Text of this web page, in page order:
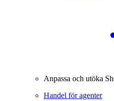
Anpassa och utöka
Handel för agenter